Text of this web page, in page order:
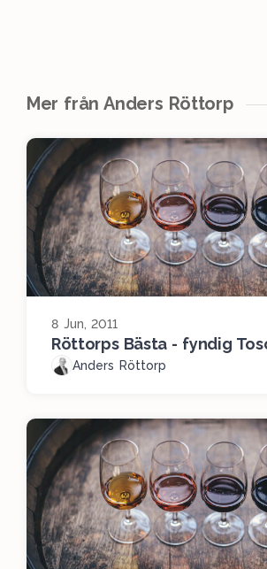
Mer från Anders Röttorp
8 Jun, 2011
Röttorps Bästa - fyndig
Anders Röttorp